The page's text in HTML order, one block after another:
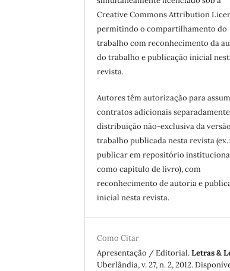
Creative Commons Attribution
permitindo o compartilhamento do
trabalho com reconhecimento da
do trabalho e publicação inicial
revista.
Autores têm autorização para
contratos adicionais
distribuição não-exclusiva da
trabalho publicada nesta revista (ex.:
publicar em repositório
como capítulo de livro), com
reconhecimento de autoria e
inicial nesta revista.
Como Citar
Apresentação / Editorial.Letras &
Uberlândia, v. 27, n. 2, 2012.